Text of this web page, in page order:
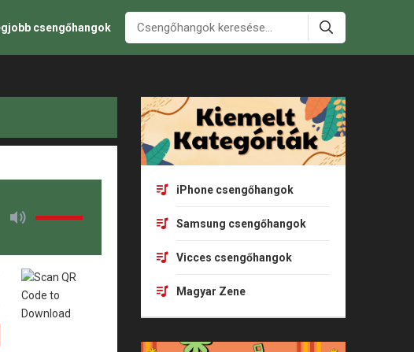
csengőhangok
iPhone csengőhangok
Samsung csengőhangok
Vicces csengőhangok
Magyar Zene